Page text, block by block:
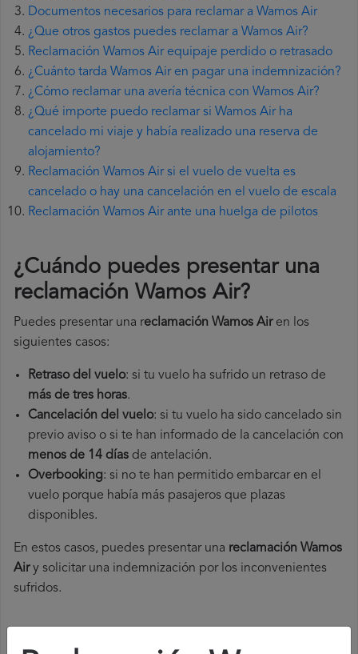
Documentos necesarios para reclamar a Wamos Air
¿Que otros gastos puedes reclamar a Wamos Air?
Reclamación Wamos Air equipaje perdido o retrasado
¿Cuánto tarda Wamos Air en pagar una indemnización?
¿Cómo reclamar una avería técnica con Wamos Air?
¿Qué importe puedo reclamar si Wamos Air ha
cancelado mi viaje y había realizado una reserva de
alojamiento?
Reclamación Wamos Air si el vuelo de vuelta es
cancelado o hay una cancelación en el vuelo de escala
Reclamación Wamos Air ante una huelga de pilotos
¿Cuándo puedes presentar una
reclamación Wamos Air?
Puedes presentar una reclamación Wamos Airen los
siguientes casos:
Retraso del vuelo: si tu vuelo ha sufrido un retraso de
más de tres horas.
Cancelación del vuelo: si tu vuelo ha sido cancelado sin
previo aviso o si te han informado de la cancelación con
menos de 14 días de antelación.
Overbooking: si no te han permitido embarcar en el
vuelo porque había más pasajeros que plazas
disponibles.
En estos casos, puedes presentar una reclamación Wamos
Air​y solicitar una indemnización por los inconvenientes
sufridos.
¿Cómo presentar una reclamación